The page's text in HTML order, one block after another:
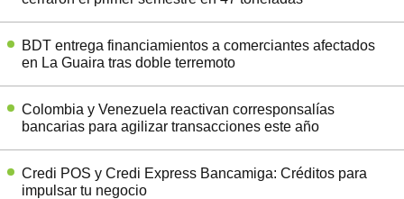
BDT entrega financiamientos a comerciantes afectados
en La Guaira tras doble terremoto
Colombia y Venezuela reactivan corresponsalías
bancarias para agilizar transacciones este año
Credi POS y Credi Express Bancamiga: Créditos para
impulsar tu negocio